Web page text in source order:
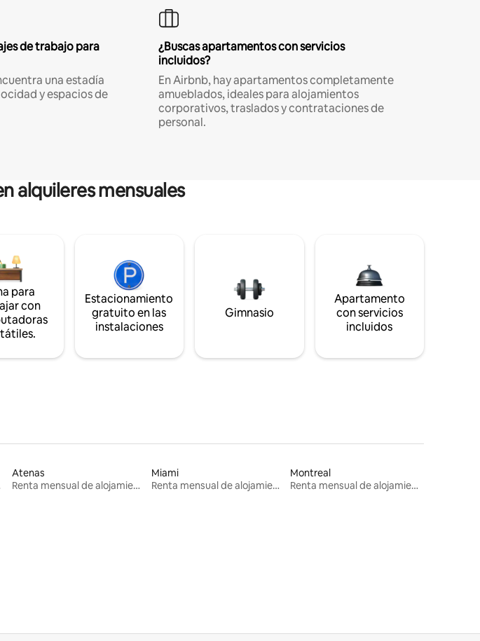
de trabajo para
una estadía
y espacios de
¿Buscas apartamentos con servicios
incluidos?
En Airbnb, hay apartamentos completamente
amueblados, ideales para alojamientos
corporativos, traslados y contrataciones de
personal.
alquileres mensuales
para
con
Estacionamiento
gratuito en las
instalaciones
Gimnasio
Apartamento
con servicios
incluidos
Atenas
Renta mensual de alojamientos
Miami
Renta mensual de alojamientos
Montreal
Renta mensual de alojamientos